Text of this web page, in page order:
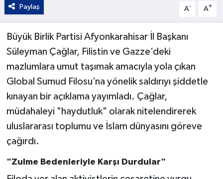
Paylaş A- A+
Büyük Birlik Partisi Afyonkarahisar İl Başkanı
Süleyman Çağlar, Filistin ve Gazze’deki
mazlumlara umut taşımak amacıyla yola çıkan
Global Sumud Filosu’na yönelik saldırıyı şiddetle
kınayan bir açıklama yayımladı. Çağlar,
müdahaleyi "haydutluk" olarak nitelendirerek
uluslararası toplumu ve İslam dünyasını göreve
çağırdı.
"Zulme Bedenleriyle Karşı Durdular"